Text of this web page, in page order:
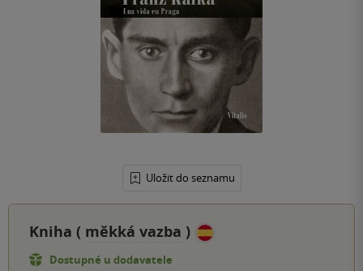
Uložit do seznamu
Kniha ( měkká vazba )
Dostupné u dodavatele